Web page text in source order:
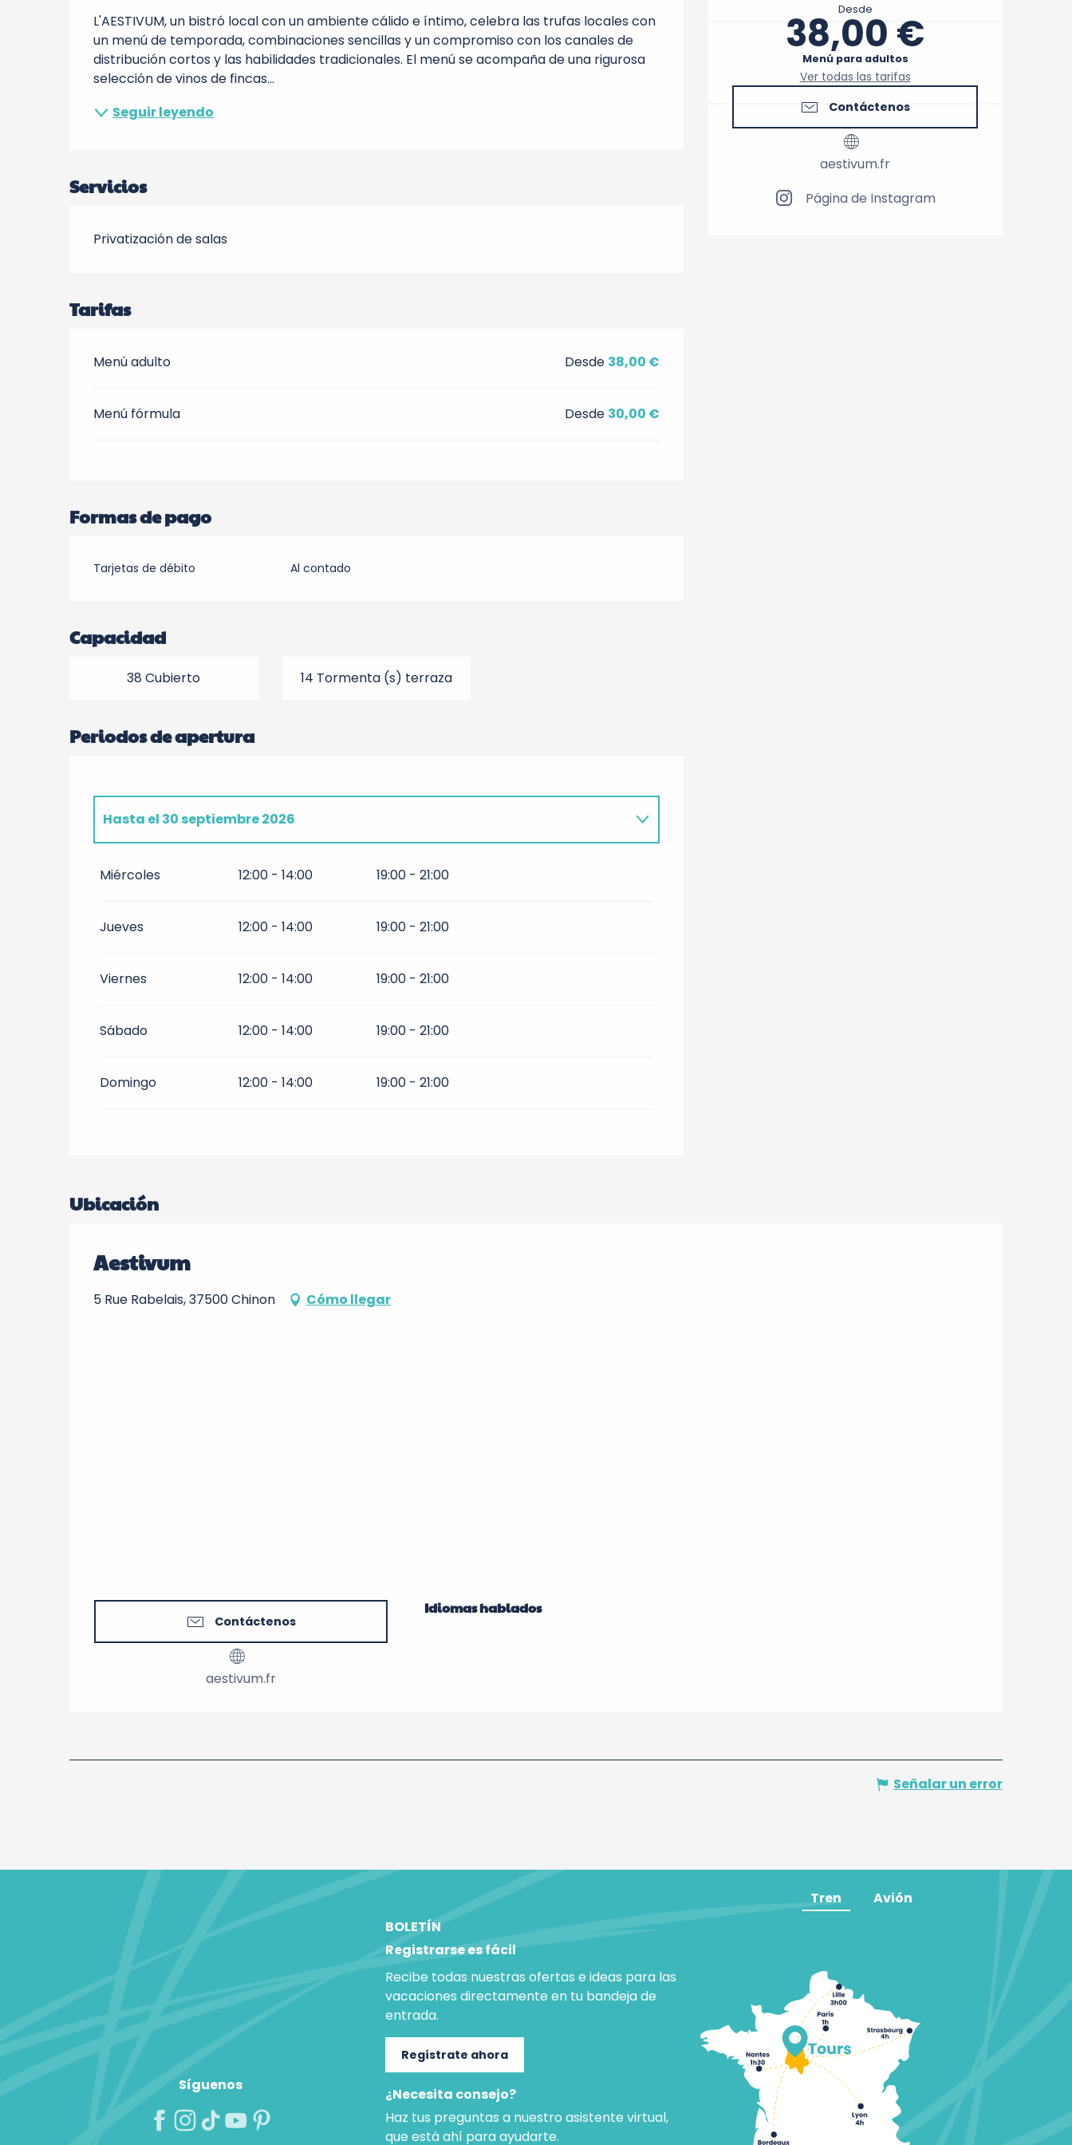
Desde
38,00 €
Menú para adultos
Ver todas las tarifas
Contáctenos
aestivum.fr
Página de Instagram
L'AESTIVUM, un bistró local con un ambiente cálido e íntimo, celebra las trufas locales con
un menú de temporada, combinaciones sencillas y un compromiso con los canales de
distribución cortos y las habilidades tradicionales. El menú se acompaña de una rigurosa
selección de vinos de fincas...
Seguir leyendo
Servicios
Privatización de salas
Tarifas
Menú adulto Desde 38,00 €
Menú fórmula Desde 30,00 €
Formas de pago
Tarjetas de débito Al contado
Capacidad
38 Cubierto 14 Tormenta (s) terraza
Periodos de apertura
Del 2 febrero 2026 al31 mayo 2026
Hasta el 30 septiembre 2026
Miércoles 12:00 - 14:00 19:00 - 21:00
Jueves 12:00 - 14:00 19:00 - 21:00
Viernes 12:00 - 14:00 19:00 - 21:00
Sábado 12:00 - 14:00 19:00 - 21:00
Domingo 12:00 - 14:00 19:00 - 21:00
Ubicación
Aestivum
5 Rue Rabelais, 37500 Chinon Cómo llegar
Contáctenos
aestivum.fr
Idiomas hablados
Idiomas hablados
Señalar un error
Síguenos
BOLETÍN
Registrarse es fácil
Recibe todas nuestras ofertas e ideas para las
vacaciones directamente en tu bandeja de
entrada.
Regístrate ahora
¿Necesita consejo?
Haz tus preguntas a nuestro asistente virtual,
que está ahí para ayudarte.
Tren Avión